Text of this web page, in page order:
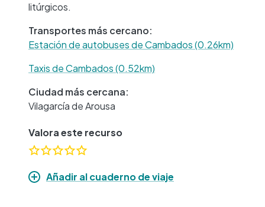
litúrgicos.
Transportes más cercano:
Estación de autobuses de Cambados (0.26km)
Taxis de Cambados (0.52km)
Ciudad más cercana:
Vilagarcía de Arousa
Valora este recurso
Añadir al cuaderno de viaje